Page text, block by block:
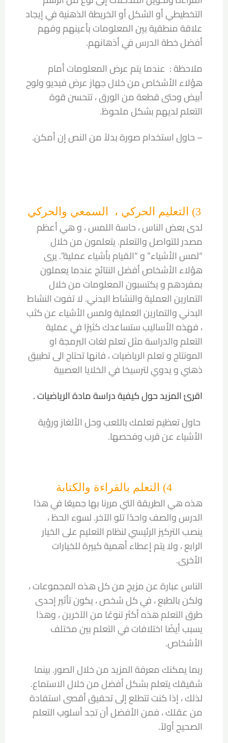
التخطيطي أو الشكل أو الخريطة الذهنية في إيجاد
علاقة منطقية بين المعلومات بأعينهم وفهم
أفضل خطة الدرس في أذهانهم.
ملاحظة : عندما يتم عرض المعلومات أمام
هؤلاء الأشخاص من خلال جهاز عرض فيديو ولوح
أبيض وحتى قطعة من الورق ، تتحسن قوة
التعلم لديهم بشكل ملحوظ.
– حاول استخدام صورة بدلاً من النص إن أمكن.
3) التعليم الحركي ، السمعي والحركي
لدى بعض الناس ، حاسة اللمس ، و هي أعظم
مصدر للتواصل والتعلم. يتعلمون من خلال
“لمس الأشياء” و “القيام بأشياء عملية”. يرى
هؤلاء الأشخاص أفضل النتائج عندما يعملون
بمفردهم و يكتسبون المعلومات من خلال
التمارين العملية والنشاط البدني. لا تفوت النشاط
البدني والتمارين العملية ولمس الأشياء عن كثب
، فهذه الأساليب ستساعدك كثيرًا في عملية
التعلم والدراسة مثل تعلم لغات البرمجة او
المونتاج و تعلم الرياضيات ، فانها تحتاج الى تطبيق
ذهني و يدوي لترسيخا في الخلايا العصبية
اقرئ المزيد حول كيفية دراسة مادة الرياضيات .
حاول تعظيم تعلمك باللعب وحل الألغاز ورؤية
الأشياء عن قرب وفحصها.
4) التعلم بالقراءة والكتابة
هذه هي الطريقة التي مررنا بها جميعًا في هذا
الدرس والصف واحدًا تلو الآخر. لسوء الحظ ،
ينصب التركيز الرئيسي لنظام التعليم على الخيار
الرابع ، ولا يتم إعطاء أهمية كبيرة للخيارات
الأخرى.
الناس عبارة عن مزيج من كل هذه المجموعات ،
ولكن بالطبع ، في كل شخص ، يكون تأثير إحدى
طرق التعلم هذه أكثر تنوعًا من الآخرين ، وهذا
يسبب أيضًا اختلافات في التعلم بين مختلف
الأشخاص.
ربما يمكنك معرفة المزيد من خلال الصور. بينما
شقيقك يتعلم بشكل أفضل من خلال الاستماع.
لذلك ، إذا كنت تتطلع إلى تحقيق أقصى استفادة
من عقلك ، فمن الأفضل أن تجد أسلوب التعلم
الصحيح أولاً.